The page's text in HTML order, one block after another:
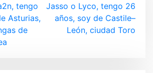
tengo
Asturias,
de
Jasso o Lyco, tengo 26
años, soy de Castile–
León, ciudad Toro